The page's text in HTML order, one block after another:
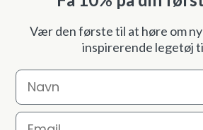
Vær den første til at høre om
inspirerende legetøj
Navn
Email